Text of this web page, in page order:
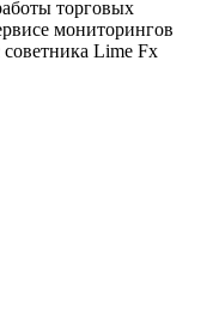
торговых
мониторингов
Lime Fx